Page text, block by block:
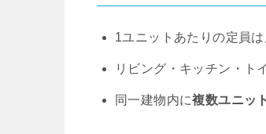
1ユニットあたりの定員は
リビング・キッチン・ト
同一建物内に複数ユニッ